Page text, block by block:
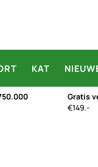
KAT
Gratis
€149.-